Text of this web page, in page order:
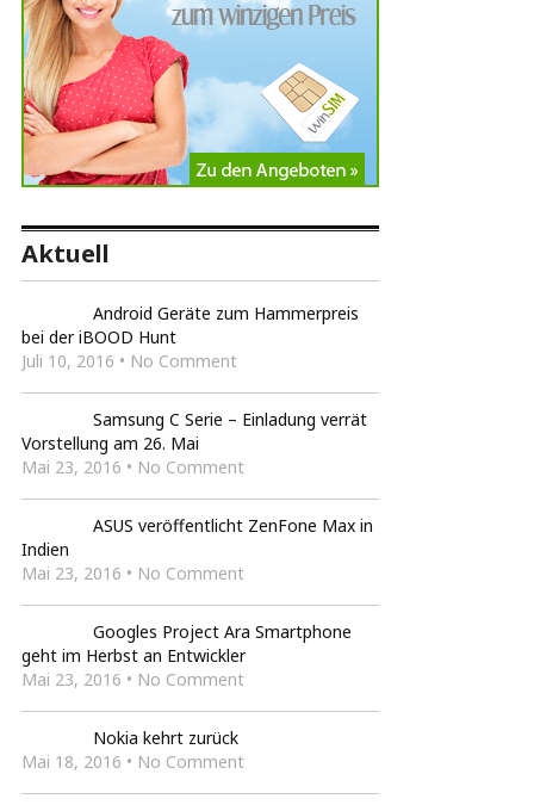
Aktuell
Android Geräte zum Hammerpreis
bei der iBOOD Hunt
Juli 10, 2016 • No Comment
Samsung C Serie – Einladung verrät
Vorstellung am 26. Mai
Mai 23, 2016 • No Comment
ASUS veröffentlicht ZenFone Max in
Indien
Mai 23, 2016 • No Comment
Googles Project Ara Smartphone
geht im Herbst an Entwickler
Mai 23, 2016 • No Comment
Nokia kehrt zurück
Mai 18, 2016 • No Comment